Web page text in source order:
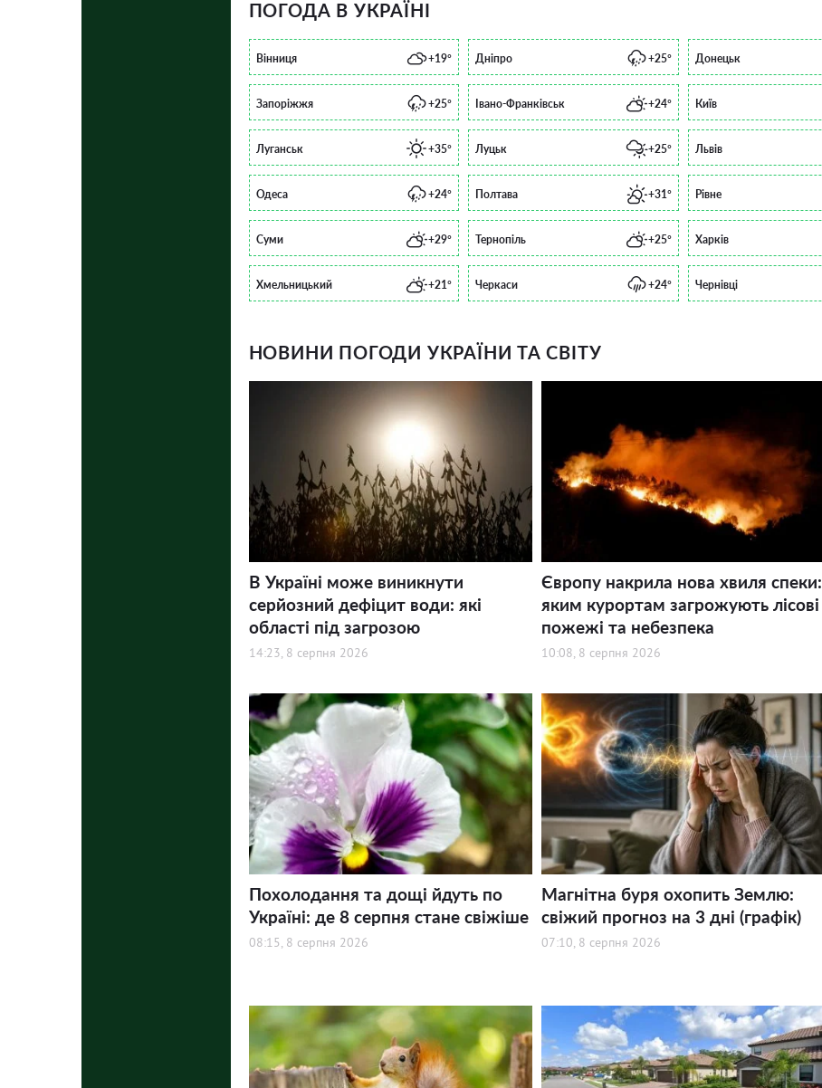
ПОГОДА В УКРАЇНІ
Вінниця +19° Дніпро +25° Донецьк
Запоріжжя +25° Івано-Франківськ +24° Київ
Луганськ +35° Луцьк +25° Львів
Одеса +24° Полтава +31° Рівне
Суми +29° Тернопіль +25° Харків
Хмельницький +21° Черкаси +24° Чернівці
НОВИНИ ПОГОДИ УКРАЇНИ ТА СВІТУ
В Україні може виникнути
серйозний дефіцит води: які
області під загрозою
14:23, 8 серпня 2026
Європу накрила нова хвиля спеки:
яким курортам загрожують лісові
пожежі та небезпека
10:08, 8 серпня 2026
Похолодання та дощі йдуть по
Україні: де 8 серпня стане свіжіше
08:15, 8 серпня 2026
Магнітна буря охопить Землю:
свіжий прогноз на 3 дні (графік)
07:10, 8 серпня 2026